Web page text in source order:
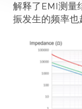
解释了EMI测量
振发生的频率也